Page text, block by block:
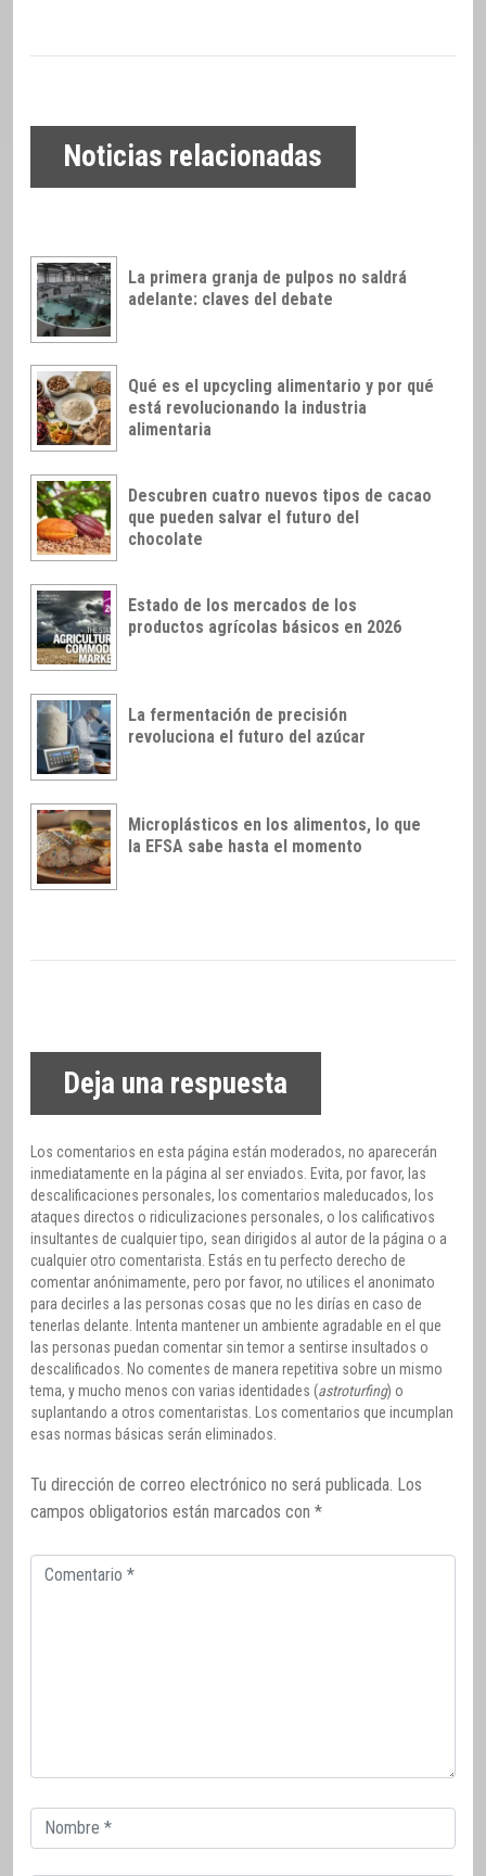
Noticias relacionadas
La primera granja de pulpos no saldrá
adelante: claves del debate
Qué es el upcycling alimentario y por qué
está revolucionando la industria
alimentaria
Descubren cuatro nuevos tipos de cacao
que pueden salvar el futuro del
chocolate
Estado de los mercados de los
productos agrícolas básicos en 2026
La fermentación de precisión
revoluciona el futuro del azúcar
Microplásticos en los alimentos, lo que
la EFSA sabe hasta el momento
Deja una respuesta
Los comentarios en esta página están moderados, no aparecerán
inmediatamente en la página al ser enviados. Evita, por favor, las
descalificaciones personales, los comentarios maleducados, los
ataques directos o ridiculizaciones personales, o los calificativos
insultantes de cualquier tipo, sean dirigidos al autor de la página o a
cualquier otro comentarista. Estás en tu perfecto derecho de
comentar anónimamente, pero por favor, no utilices el anonimato
para decirles a las personas cosas que no les dirías en caso de
tenerlas delante. Intenta mantener un ambiente agradable en el que
las personas puedan comentar sin temor a sentirse insultados o
descalificados. No comentes de manera repetitiva sobre un mismo
tema, y mucho menos con varias identidades (astroturfing) o
suplantando a otros comentaristas. Los comentarios que incumplan
esas normas básicas serán eliminados.
Tu dirección de correo electrónico no será publicada. Los
campos obligatorios están marcados con *
Comentario
Correo
electrónico